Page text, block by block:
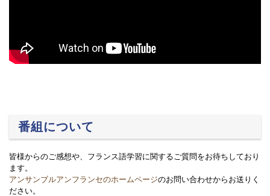
番組について
皆様からのご感想や、フランス語学習に関するご質問をお待ちしており
ます。
アンサンブルアンフランセのホームページのお問い合わせからお送りく
ださい。